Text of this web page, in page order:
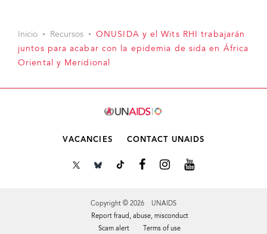
Inicio Recursos
ONUSIDA y el Wits RHI trabajarán
juntos para acabar con la epidemia de sida en África
Oriental y Meridional
VACANCIES CONTACT UNAIDS
Copyright © 2026 UNAIDS
Report fraud, abuse, misconduct
Scam alert
Terms of use